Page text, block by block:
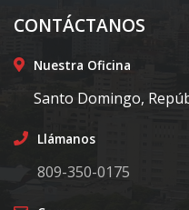
CONTÁCTANOS
Nuestra Oficina
Santo Domingo,
Llámanos
809-350-0175